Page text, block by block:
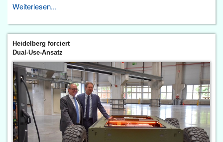
Weiterlesen...
Heidelberg forciert
Dual-Use-Ansatz